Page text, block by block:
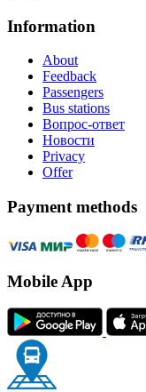
Information
About
Feedback
Passengers
Bus stations
Вопрос-ответ
Новости
Privacy
Offer
Payment methods
Mobile App